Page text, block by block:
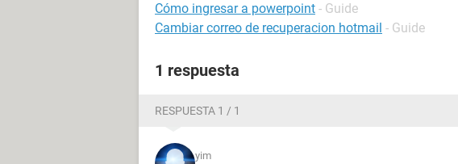
Cómo ingresar a powerpoint - Guide
Cambiar correo de recuperacion hotmail - Guide
1 respuesta
RESPUESTA 1 / 1
yim